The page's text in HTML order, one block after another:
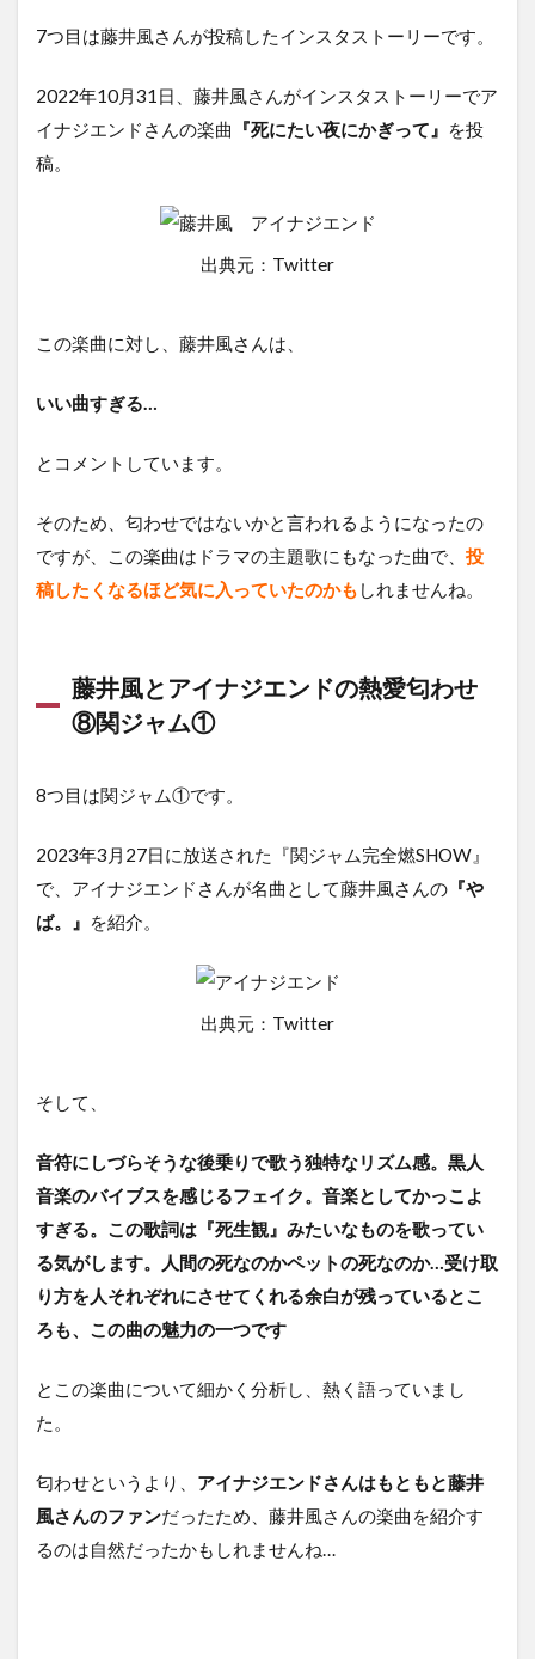
7つ目は藤井風さんが投稿したインスタストーリーです。
2022年10月31日、藤井風さんがインスタストーリーでア
イナジエンドさんの楽曲
『死にたい夜にかぎって』 を投
稿。
出典元：Twitter
この楽曲に対し、藤井風さんは、
いい曲すぎる…
とコメントしています。
そのため、匂わせではないかと言われるようになったの
ですが、この楽曲はドラマの主題歌にもなった曲で、 投
稿したくなるほど気に入っていたのかも しれませんね。
藤井風とアイナジエンドの熱愛匂わせ
⑧関ジャム①
8つ目は関ジャム①です。
2023年3月27日に放送された『関ジャム完全燃SHOW』
で、アイナジエンドさんが名曲として藤井風さんの 『や
ば。』 を紹介。
出典元：Twitter
そして、
音符にしづらそうな後乗りで歌う独特なリズム感。黒人
音楽のバイブスを感じるフェイク。音楽としてかっこよ
すぎる。この歌詞は『死生観』みたいなものを歌ってい
る気がします。人間の死なのかペットの死なのか…受け取
り方を人それぞれにさせてくれる余白が残っているとこ
ろも、この曲の魅力の一つです
とこの楽曲について細かく分析し、熱く語っていまし
た。
匂わせというより、 アイナジエンドさんはもともと藤井
風さんのファンだったため、藤井風さんの楽曲を紹介す
るのは自然だったかもしれませんね…